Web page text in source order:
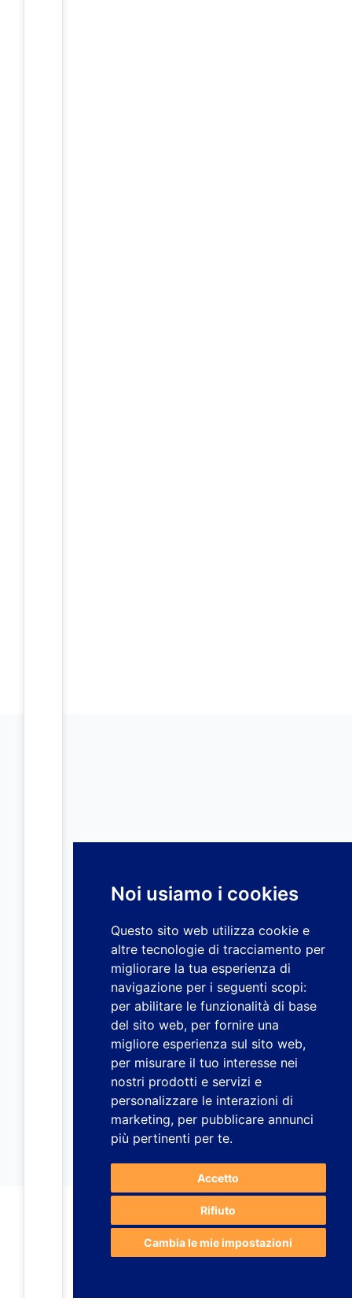
Noi usiamo i cookies
Questo sito web utilizza cookie e
altre tecnologie di tracciamento per
migliorare la tua esperienza di
navigazione per i seguenti scopi:
per abilitare le funzionalità di base
del sito web, per fornire una
migliore esperienza sul sito web,
per misurare il tuo interesse nei
nostri prodotti e servizi e
personalizzare le interazioni di
marketing, per pubblicare annunci
più pertinenti per te.
Accetto
Rifiuto
Cambia le mie impostazioni